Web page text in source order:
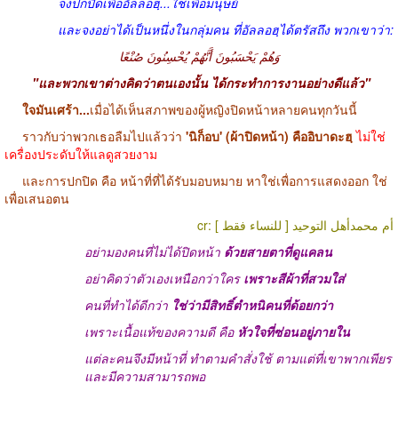
และจงอย่าได้เป็นหนึ่งในกลุ่มคน ที่อัลลอฮฺได้ตรัสถึง พวกเขาว่า:
وَهُمْ يَحْسَبُونَ أَنَّهُمْ يُحْسِنُونَ صُنْعًا
"และพวกเขาต่างคิดว่าตนเองนั้น ได้กระทำการงานอย่างดีแล้ว"
ใจมันเศร้า...เมื่อได้เห็นสภาพของผู้หญิงปิดหน้าหลายคนทุกวันนี้
ราวกับว่าพวกเธอลืมไปแล้วว่า 'นิก็อบ' (ผ้าปิดหน้า) คืออิบาดะฮฺ ไม่ใช่
เครื่องประดับให้แลดูสวยงาม
และการปกปิด คือ หน้าที่ที่ได้รับมอบหมาย หาใช่เพื่อการแสดงออก ใช่
เพื่อเสนอตน
cr: أم محمدأهل التوحيد [ للنساء فقط ]
อย่ามองคนที่ไม่ได้ปิดหน้า ด้วยสายตาที่ดูแคลน
อย่าคิดว่าตัวเองเหนือกว่าใคร เพราะสีผ้าที่สวมใส่
คนที่ทำได้ดีกว่า ใช่ว่ามีสิทธิ์ตำหนิคนที่ด้อยกว่า
เพราะเนื้อแท้ของความดี คือ หัวใจที่ซ่อนอยู่ภายใน
แต่ละคนจึงมีหน้าที่ ทำตามคำสั่งใช้ ตามแต่ที่เขาพากเพียร
และมีความสามารถพอ